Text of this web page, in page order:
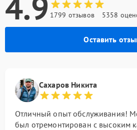
1799 отзывов 5358
Оставить
Сахаров Никита
Отличный опыт обслуживания!
был отремонтирован с высоким